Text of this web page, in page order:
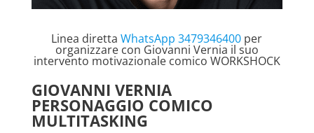
Linea direttaWhatsApp 3479346400 per
organizzare con Giovanni Vernia il suo
intervento motivazionale comico WORKSHOCK
GIOVANNI VERNIA
PERSONAGGIO COMICO
MULTITASKING